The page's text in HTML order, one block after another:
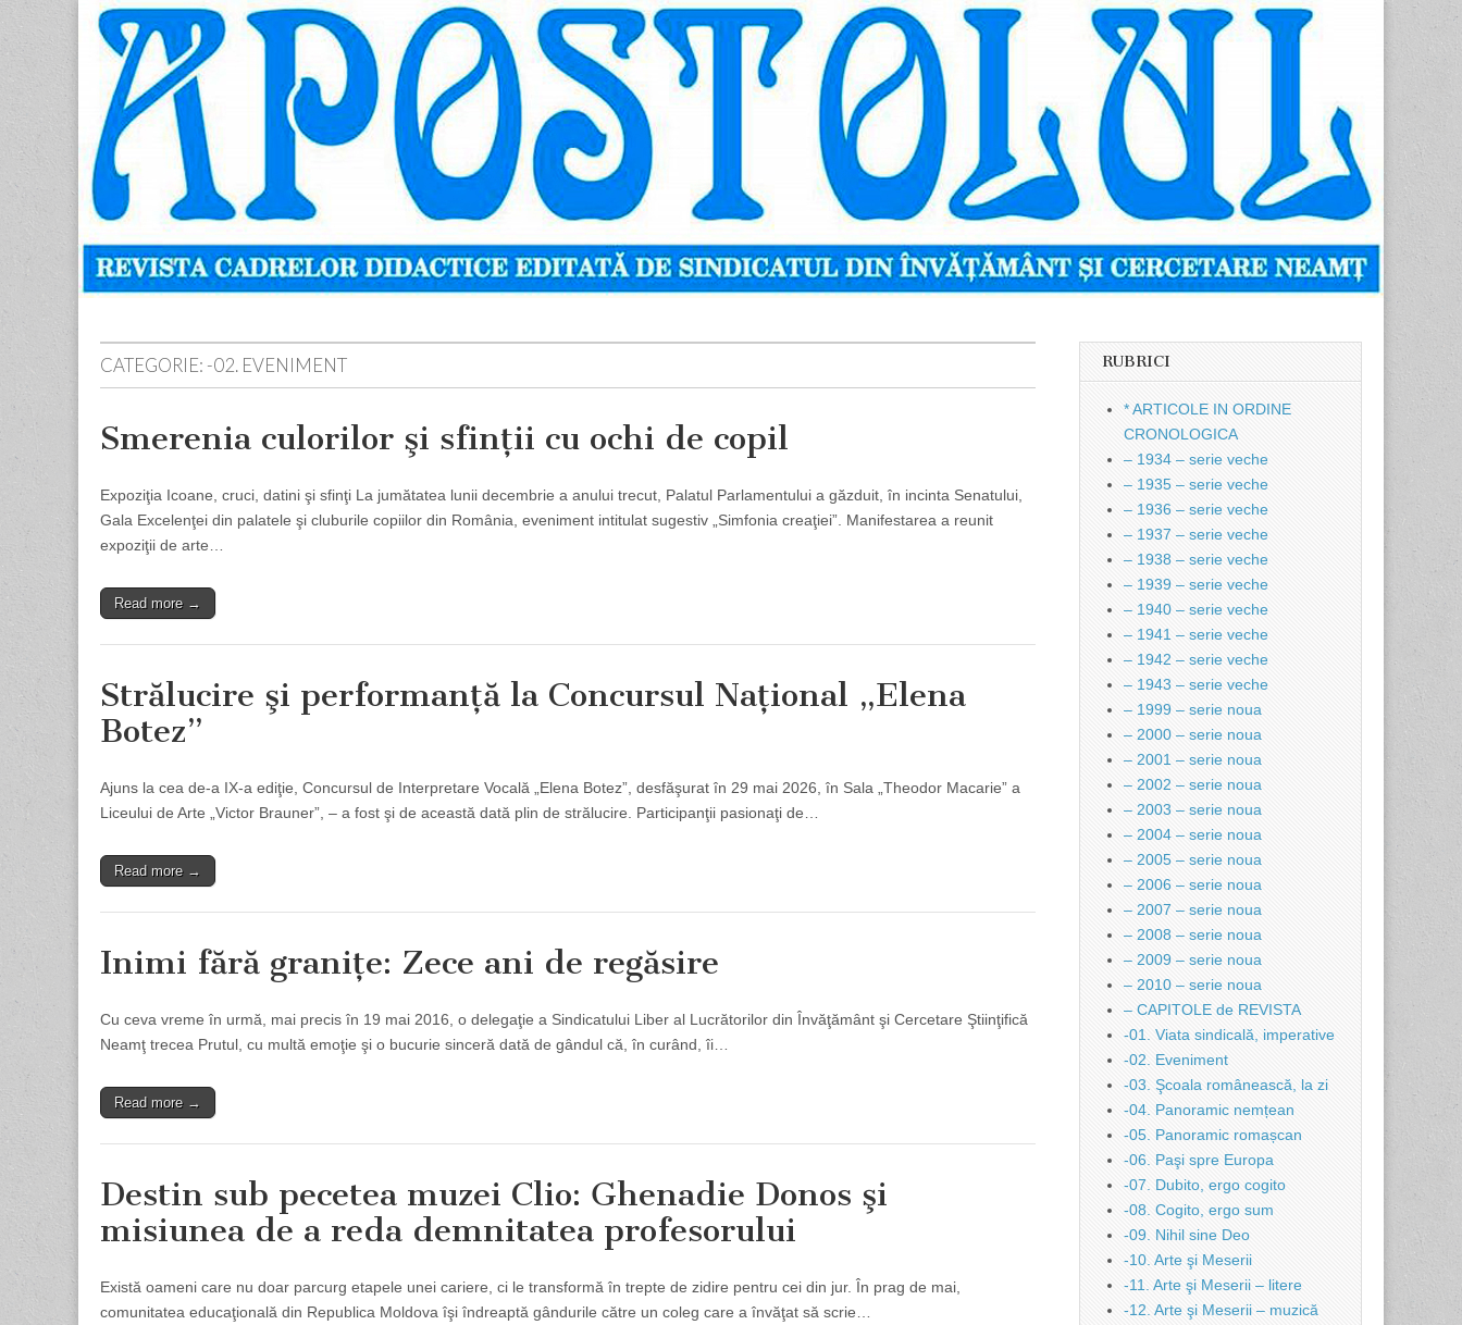
Apostolul
Revista
cadrelor
didactice
din
judetul
Neamt
menu
content
CATEGORIE: -02. EVENIMENT
Smerenia culorilor şi sfinţii cu ochi de copil
Expoziţia Icoane, cruci, datini şi sfinţi La jumătatea lunii decembrie a anului trecut, Palatul Parlamentului a găzduit, în incinta Senatului,
Gala Excelenţei din palatele şi cluburile copiilor din România, eveniment intitulat sugestiv „Simfonia creaţiei”. Manifestarea a reunit
expoziţii de arte…
Read more →
Strălucire şi performanţă la Concursul Naţional „Elena
Botez”
Ajuns la cea de-a IX-a ediţie, Concursul de Interpretare Vocală „Elena Botez”, desfăşurat în 29 mai 2026, în Sala „Theodor Macarie” a
Liceului de Arte „Victor Brauner”, – a fost şi de această dată plin de strălucire. Participanţii pasionaţi de…
Read more →
Inimi fără graniţe: Zece ani de regăsire
Cu ceva vreme în urmă, mai precis în 19 mai 2016, o delegaţie a Sindicatului Liber al Lucrătorilor din Învăţământ şi Cercetare Ştiinţifică
Neamţ trecea Prutul, cu multă emoţie şi o bucurie sinceră dată de gândul că, în curând, îi…
Read more →
Destin sub pecetea muzei Clio: Ghenadie Donos şi
misiunea de a reda demnitatea profesorului
Există oameni care nu doar parcurg etapele unei cariere, ci le transformă în trepte de zidire pentru cei din jur. În prag de mai,
comunitatea educaţională din Republica Moldova îşi îndreaptă gândurile către un coleg care a învăţat să scrie…
RUBRICI
* ARTICOLE IN ORDINE
CRONOLOGICA
– 1934 – serie veche
– 1935 – serie veche
– 1936 – serie veche
– 1937 – serie veche
– 1938 – serie veche
– 1939 – serie veche
– 1940 – serie veche
– 1941 – serie veche
– 1942 – serie veche
– 1943 – serie veche
– 1999 – serie noua
– 2000 – serie noua
– 2001 – serie noua
– 2002 – serie noua
– 2003 – serie noua
– 2004 – serie noua
– 2005 – serie noua
– 2006 – serie noua
– 2007 – serie noua
– 2008 – serie noua
– 2009 – serie noua
– 2010 – serie noua
– CAPITOLE de REVISTA
-01. Viata sindicală, imperative
-02. Eveniment
-03. Şcoala românească, la zi
-04. Panoramic nemțean
-05. Panoramic romașcan
-06. Paşi spre Europa
-07. Dubito, ergo cogito
-08. Cogito, ergo sum
-09. Nihil sine Deo
-10. Arte şi Meserii
-11. Arte şi Meserii – litere
-12. Arte şi Meserii – muzică